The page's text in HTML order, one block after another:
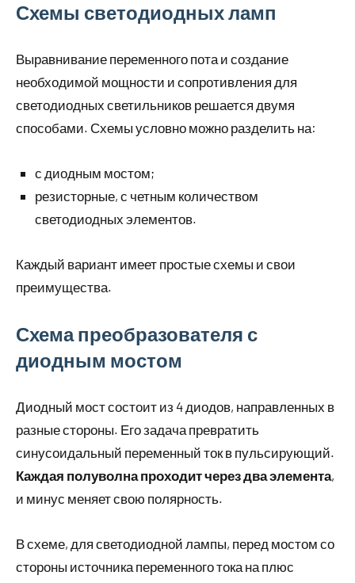
Схемы светодиодных ламп
Выравнивание переменного пота и создание
необходимой мощности и сопротивления для
светодиодных светильников решается двумя
способами. Схемы условно можно разделить на:
с диодным мостом;
резисторные, с четным количеством
светодиодных элементов.
Каждый вариант имеет простые схемы и свои
преимущества.
Схема преобразователя с
диодным мостом
Диодный мост состоит из 4 диодов, направленных в
разные стороны. Его задача превратить
синусоидальный переменный ток в пульсирующий.
Каждая полуволна проходит через два элемента,
и минус меняет свою полярность.
В схеме, для светодиодной лампы, перед мостом со
стороны источника переменного тока на плюс